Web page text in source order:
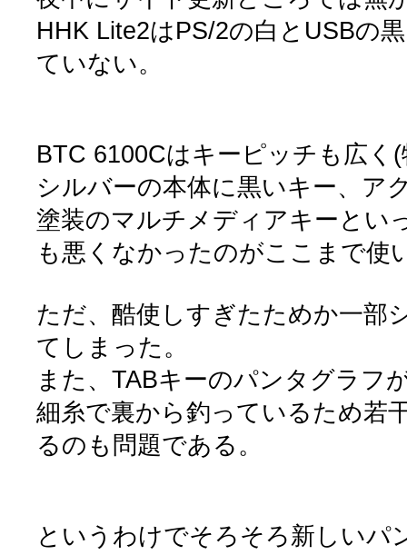
HHK Lite2はPS/2の白とUSBの
ていない。
BTC 6100Cはキーピッチも広く
シルバーの本体に黒いキー、ア
塗装のマルチメディアキーとい
も悪くなかったのがここまで使
ただ、酷使しすぎたためか一部
てしまった。
また、TABキーのパンタグラフ
細糸で裏から釣っているため若
るのも問題である。
というわけでそろそろ新しいパ